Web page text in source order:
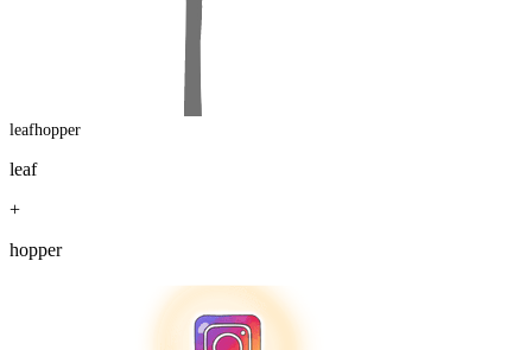
leafhopper
leaf
+
hopper